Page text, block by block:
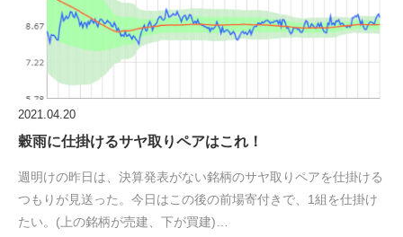
2021.04.20
穀雨に仕掛けるサヤ取りペアはこれ！
週明けの昨日は、決算発表がない銘柄のサヤ取りペアを仕掛ける
つもりが見送った。今日はこの後の前場寄付きで、1組を仕掛け
たい。(上の銘柄が売建、下が買建)…